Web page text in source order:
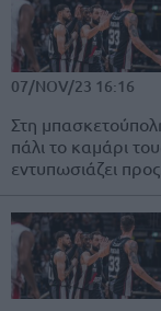
07/NOV/23 16:16
Στη
πάλι το καμάρι
εντυπωσιάζει